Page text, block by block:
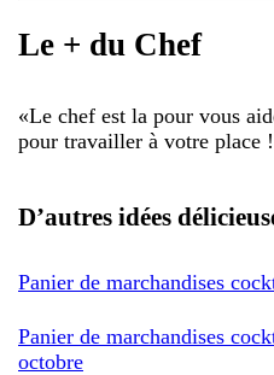
Le + du Chef
«Le chef est la pour vous
pour travailler à votre place
D’autres idées
Panier de marchandises
Panier de marchandises
octobre